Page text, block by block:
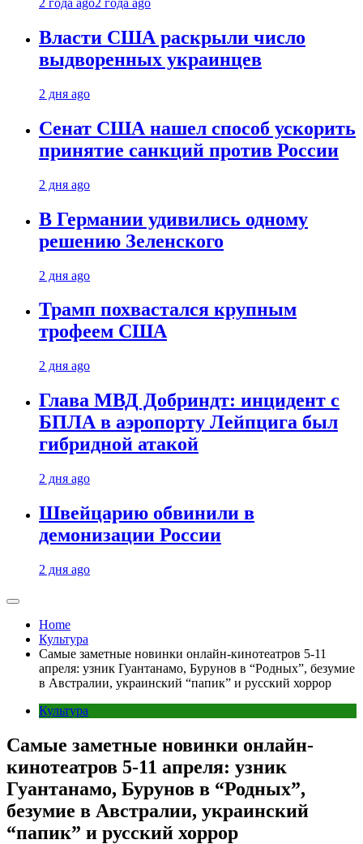
2 года ago2 года ago
Власти США раскрыли число
выдворенных украинцев
2 дня ago
Сенат США нашел способ ускорить
принятие санкций против России
2 дня ago
В Германии удивились одному
решению Зеленского
2 дня ago
Трамп похвастался крупным
трофеем США
2 дня ago
Глава МВД Добриндт: инцидент с
БПЛА в аэропорту Лейпцига был
гибридной атакой
2 дня ago
Швейцарию обвинили в
демонизации России
2 дня ago
Home
Культура
Самые заметные новинки онлайн-кинотеатров 5-11
апреля: узник Гуантанамо, Бурунов в “Родных”, безумие
в Австралии, украинский “папик” и русский хоррор
Культура
Самые заметные новинки онлайн-
кинотеатров 5-11 апреля: узник
Гуантанамо, Бурунов в “Родных”,
безумие в Австралии, украинский
“папик” и русский хоррор